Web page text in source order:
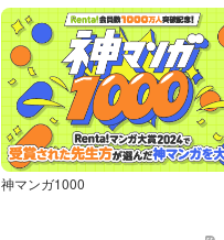
神マンガ1000